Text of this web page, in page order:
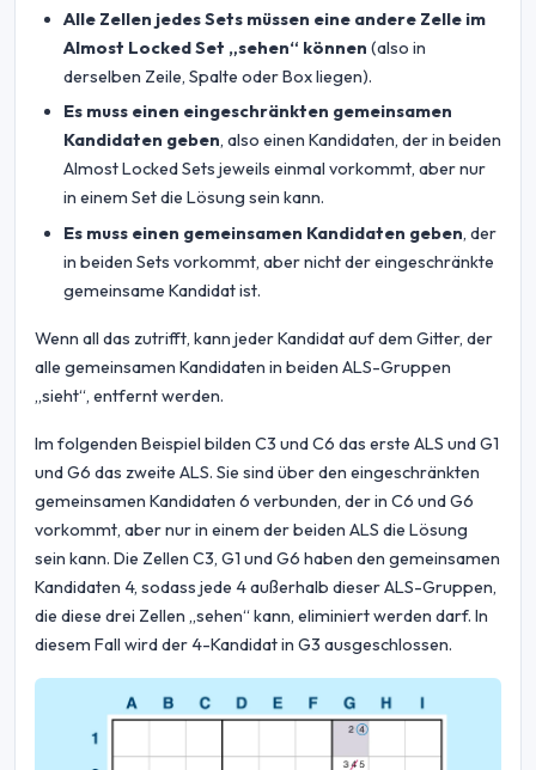
Alle Zellen jedes Sets müssen eine andere Zelle im
Almost Locked Set „sehen“ können (also in
derselben Zeile, Spalte oder Box liegen).
Es muss einen eingeschränkten gemeinsamen
Kandidaten geben, also einen Kandidaten, der in beiden
Almost Locked Sets jeweils einmal vorkommt, aber nur
in einem Set die Lösung sein kann.
Es muss einen gemeinsamen Kandidaten geben, der
in beiden Sets vorkommt, aber nicht der eingeschränkte
gemeinsame Kandidat ist.
Wenn all das zutrifft, kann jeder Kandidat auf dem Gitter, der
alle gemeinsamen Kandidaten in beiden ALS-Gruppen
„sieht“, entfernt werden.
Im folgenden Beispiel bilden C3 und C6 das erste ALS und G1
und G6 das zweite ALS. Sie sind über den eingeschränkten
gemeinsamen Kandidaten 6 verbunden, der in C6 und G6
vorkommt, aber nur in einem der beiden ALS die Lösung
sein kann. Die Zellen C3, G1 und G6 haben den gemeinsamen
Kandidaten 4, sodass jede 4 außerhalb dieser ALS-Gruppen,
die diese drei Zellen „sehen“ kann, eliminiert werden darf. In
diesem Fall wird der 4-Kandidat in G3 ausgeschlossen.